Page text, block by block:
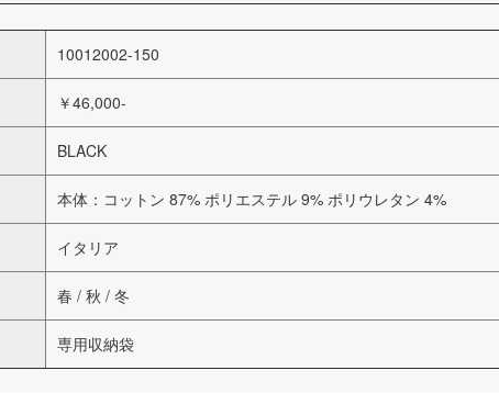
10012002-150
￥46,000-
BLACK
本体：コットン 87% ポリエステル 9% ポリウレタン 4%
イタリア
春 / 秋 / 冬
専用収納袋